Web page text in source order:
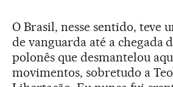
O Brasil, nesse sentido, teve
de vanguarda até a chegada
polonês que desmantelou
movimentos, sobretudo a